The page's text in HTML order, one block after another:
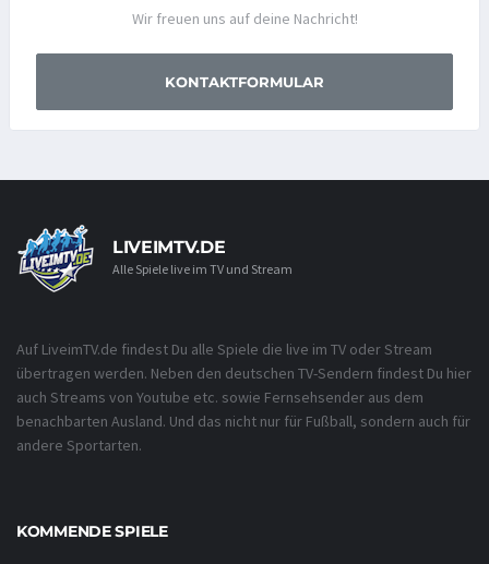
Wir freuen uns auf deine Nachricht!
KONTAKTFORMULAR
LIVEIMTV.DE
Alle Spiele live im TV und Stream
Auf LiveimTV.de findest Du alle Spiele die live im TV oder Stream
übertragen werden. Neben den deutschen TV-Sendern findest Du hier
auch Streams von Youtube etc. sowie Fernsehsender aus dem
benachbarten Ausland. Und das nicht nur für Fußball, sondern auch für
andere Sportarten.
KOMMENDE SPIELE